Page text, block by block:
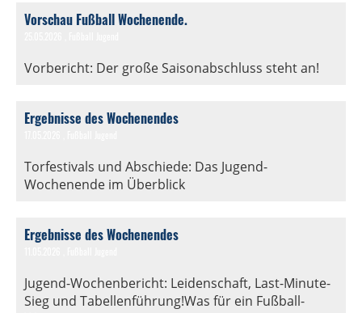
Vorschau Fußball Wochenende.
Vorbericht: Der große Saisonabschluss steht an!
Ergebnisse des Wochenendes
Torfestivals und Abschiede: Das Jugend-
Wochenende im Überblick
Ergebnisse des Wochenendes
Jugend-Wochenbericht: Leidenschaft, Last-Minute-
Sieg und Tabellenführung!Was für ein Fußball-